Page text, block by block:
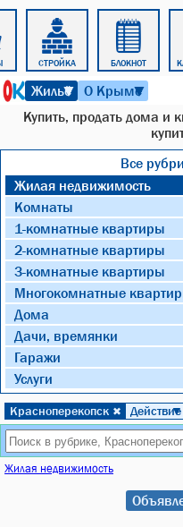
СТРОЙКА БЛОКНОТ
Жильё
▼ О Крыме
▼
Купить, продать дома и
Все
Жилая недвижимость
Комнаты
1-комнатные квартиры
2-комнатные квартиры
3-комнатные квартиры
Многокомнатные
Дома
Дачи, времянки
Гаражи
Услуги
Красноперекопск ✖ Действие
▼
Жилая недвижимость